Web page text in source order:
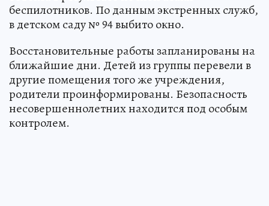
беспилотников. По данным экстренных служб,
в детском саду № 94 выбито окно.
Восстановительные работы запланированы на
ближайшие дни. Детей из группы перевели в
другие помещения того же учреждения,
родители проинформированы. Безопасность
несовершеннолетних находится под особым
контролем.